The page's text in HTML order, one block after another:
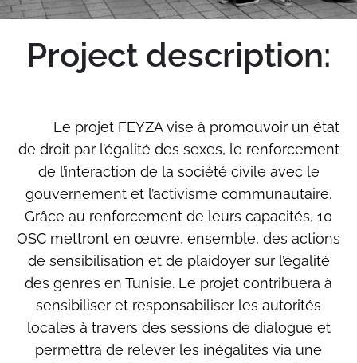
Project description:
Le projet FEYZA vise à promouvoir un état
de droit par l’égalité des sexes, le renforcement
de l’interaction de la société civile avec le
gouvernement et l’activisme communautaire.
Grâce au renforcement de leurs capacités, 10
OSC mettront en œuvre, ensemble, des actions
de sensibilisation et de plaidoyer sur l’égalité
des genres en Tunisie. Le projet contribuera à
sensibiliser et responsabiliser les autorités
locales à travers des sessions de dialogue et
permettra de relever les inégalités via une